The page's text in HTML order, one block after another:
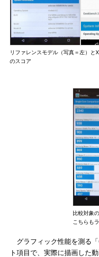
リファレンスモデル（写真＝左）と
のスコア
比較対象
こちらも
グラフィック性能を測る
ト項目で、実際に描画した